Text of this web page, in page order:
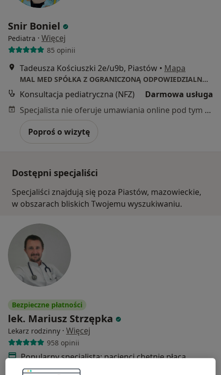
Snir Boniel
Pediatra · Więcej
85 opinii
Tadeusza Kościuszki 2e/u9b, Piastów • Mapa
MAL MED SPÓŁKA Z OGRANICZONĄ ODPOWIEDZIALNOŚCIĄ
Konsultacja pediatryczna (NFZ)
Darmowa usługa
Specjalista nie oferuje umawiania online pod tym adresem.
Poproś o wizytę
Dostępni specjaliści
Specjaliści znajdują się poza Piastów, mazowieckie,
w obszarach bliskich Twojemu wyszukiwaniu.
Bezpieczne płatności
lek. Mariusz Strzępka
Lekarz rodzinny · Więcej
958 opinii
Popularny specjalista: pacjenci chętnie płacą
online